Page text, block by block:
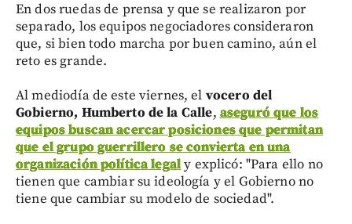
En dos ruedas de prensa y que se realizaron por
separado, los equipos negociadores consideraron
que, si bien todo marcha por buen camino, aún el
reto es grande.
Al mediodía de este viernes, el vocero del
Gobierno, Humberto de la Calle, aseguró que los
equipos buscan acercar posiciones que permitan
que el grupo guerrillero se convierta en una
organización política legaly explicó: "Para ello no
tienen que cambiar su ideología y el Gobierno no
tiene que cambiar su modelo de sociedad".